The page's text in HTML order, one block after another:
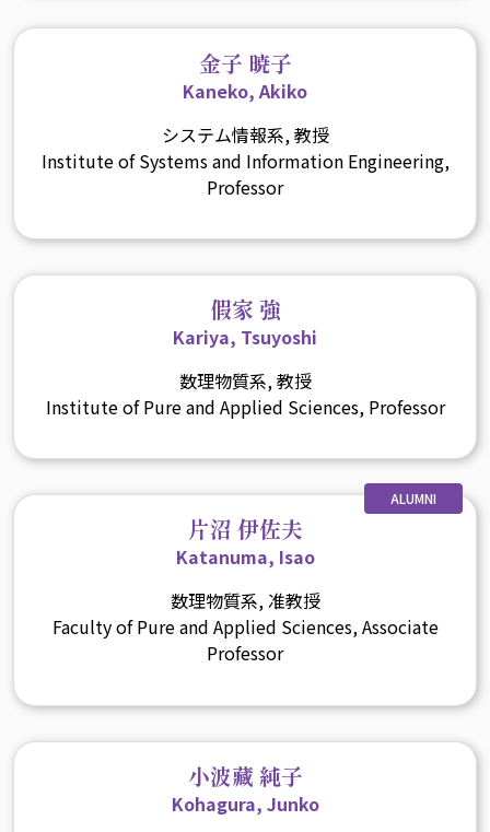
金子 暁子
Kaneko, Akiko
システム情報系, 教授
Institute of Systems and Information Engineering,
Professor
假家 強
Kariya, Tsuyoshi
数理物質系, 教授
Institute of Pure and Applied Sciences, Professor
ALUMNI
片沼 伊佐夫
Katanuma, Isao
数理物質系, 准教授
Faculty of Pure and Applied Sciences, Associate
Professor
小波藏 純子
Kohagura, Junko